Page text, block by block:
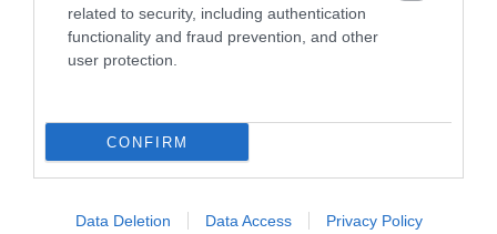
related to security, including authentication
functionality and fraud prevention, and other
user protection.
CONFIRM
Data Deletion Data Access Privacy Policy
Αυτό είναι το θαυματουργό έλαιο που